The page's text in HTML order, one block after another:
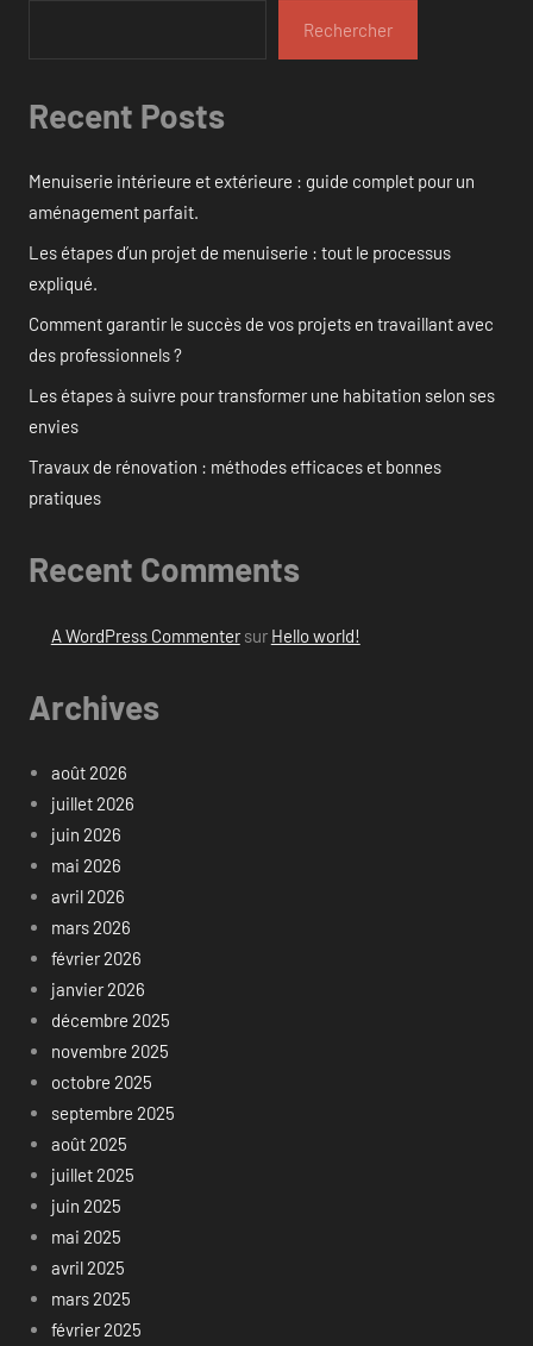
Rechercher
Recent Posts
Menuiserie intérieure et extérieure : guide complet pour un
aménagement parfait.
Les étapes d’un projet de menuiserie : tout le processus
expliqué.
Comment garantir le succès de vos projets en travaillant avec
des professionnels ?
Les étapes à suivre pour transformer une habitation selon ses
envies
Travaux de rénovation : méthodes efficaces et bonnes
pratiques
Recent Comments
A WordPress Commentersur Hello world!
Archives
août 2026
juillet 2026
juin 2026
mai 2026
avril 2026
mars 2026
février 2026
janvier 2026
décembre 2025
novembre 2025
octobre 2025
septembre 2025
août 2025
juillet 2025
juin 2025
mai 2025
avril 2025
mars 2025
février 2025